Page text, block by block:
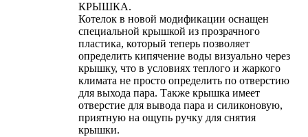
КРЫШКА.
Котелок в новой модификации оснащен
специальной крышкой из прозрачного
пластика, который теперь позволяет
определить кипячение воды визуально через
крышку, что в условиях теплого и жаркого
климата не просто определить по отверстию
для выхода пара. Также крышка имеет
отверстие для вывода пара и силиконовую,
приятную на ощупь ручку для снятия
крышки.